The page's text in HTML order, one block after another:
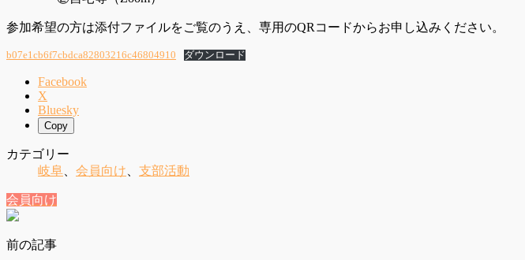
参加希望の方は添付ファイルをご覧のうえ、専用のQRコードからお申し込みください。
b07e1cb6f7cbdca82803216c46804910 ダウンロード
Facebook
X
Bluesky
Copy
カテゴリー
岐阜
会員向け 支部活動
会員向け
前の記事